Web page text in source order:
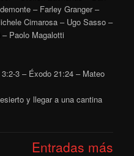
– Farley Granger –
Cimarosa – Ugo Sasso –
Paolo Magalotti
3 – Éxodo 21:24 – Mateo
y llegar a una cantina
Entradas más